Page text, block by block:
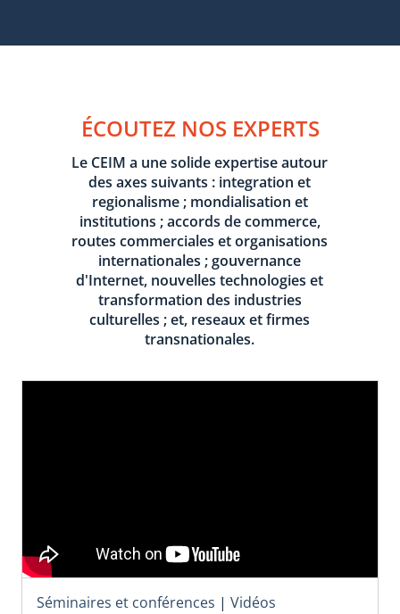
ÉCOUTEZ NOS EXPERTS
Le CEIM a une solide expertise autour
des axes suivants : integration et
regionalisme ; mondialisation et
institutions ; accords de commerce,
routes commerciales et organisations
internationales ; gouvernance
d'Internet, nouvelles technologies et
transformation des industries
culturelles ; et, reseaux et firmes
transnationales.
Séminaires et conférences | Vidéos